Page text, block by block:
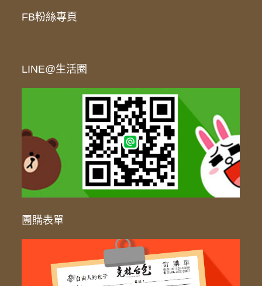
FB粉絲專頁
LINE@生活圈
團購表單